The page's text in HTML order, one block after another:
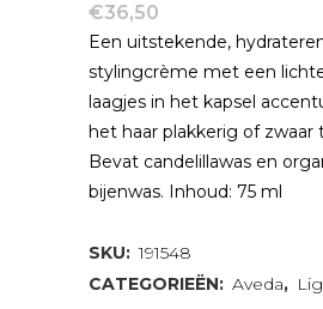
€36,50
Een uitstekende,
stylingcrème met een
laagjes in het kapsel
het haar plakkerig of zwaar
Bevat candelillawas en
bijenwas. Inhoud: 75 ml
SKU: 191548
CATEGORIEËN: Aveda,